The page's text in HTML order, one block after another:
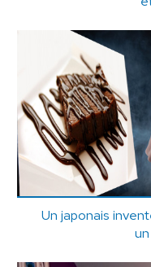
Un japonais